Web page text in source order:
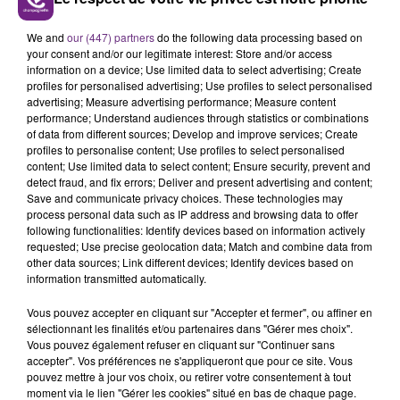
FIL D'ACTUS
JAMAIS SANS MON FRÈRE
Julien Fourel n'a plus donné signé de vie depuis 5
mois. Sa sœur poursuit ses recherches pour le
retrouver.
We and our (447) partnersdo the following data processing based on
your consent and/or our legitimate interest: Store and/or access
information on a device; Use limited data to select advertising; Create
profiles for personalised advertising; Use profiles to select personalised
advertising; Measure advertising performance; Measure content
performance; Understand audiences through statistics or combinations
of data from different sources; Develop and improve services; Create
profiles to personalise content; Use profiles to select personalised
content; Use limited data to select content; Ensure security, prevent and
detect fraud, and fix errors; Deliver and present advertising and content;
Save and communicate privacy choices. These technologies may
process personal data such as IP address and browsing data to offer
following functionalities: Identify devices based on information actively
requested; Use precise geolocation data; Match and combine data from
other data sources; Link different devices; Identify devices based on
information transmitted automatically.
Vous pouvez accepter en cliquant sur "Accepter et fermer", ou affiner en
sélectionnant les finalités et/ou partenaires dans "Gérer mes choix".
Vous pouvez également refuser en cliquant sur "Continuer sans
accepter". Vos préférences ne s'appliqueront que pour ce site. Vous
pouvez mettre à jour vos choix, ou retirer votre consentement à tout
moment via le lien "Gérer les cookies" situé en bas de chaque page.